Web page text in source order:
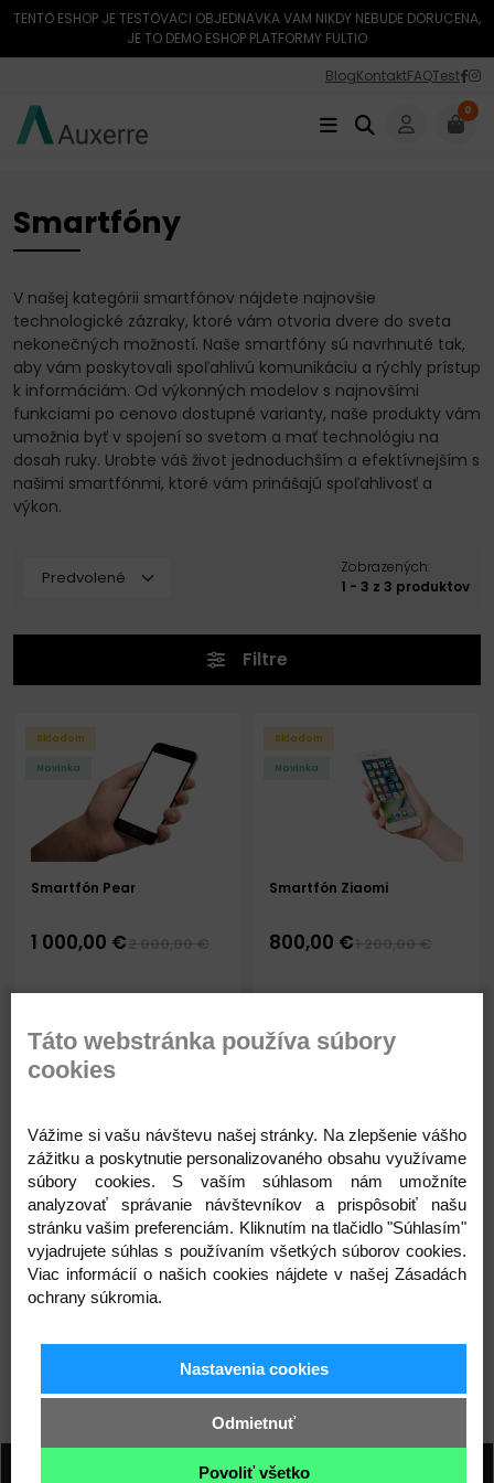
TENTO ESHOP JE TESTOVACI OBJEDNAVKA VAM NIKDY NEBUDE DORUCENA,
JE TO DEMO ESHOP PLATFORMY FULTIO
BlogKontaktFAQTest
0
Úvod Elektronika
Smartfóny
V našej kategórii smartfónov nájdete najnovšie
technologické zázraky, ktoré vám otvoria dvere do sveta
nekonečných možností. Naše smartfóny sú navrhnuté tak,
aby vám poskytovali spoľahlivú komunikáciu a rýchly prístup
k informáciám. Od výkonných modelov s najnovšími
funkciami po cenovo dostupné varianty, naše produkty vám
umožnia byť v spojení so svetom a mať technológiu na
dosah ruky. Urobte váš život jednoduchším a efektívnejším s
našimi smartfónmi, ktoré vám prinášajú spoľahlivosť a
výkon.
Zobrazených:
1 - 3 z 3 produktov
Filtre
Skladom
Novinka
Smartfón Pear
1 000,00 € 2 000,00 €
Skladom
Novinka
Smartfón Ziaomi
800,00 € 1 200,00 €
Skladom
Smartfón 256GB
850,00 €1 000,00 €
Detail produktu
Táto webstránka používa súbory
cookies
Vážime si vašu návštevu našej stránky. Na zlepšenie vášho
zážitku a poskytnutie personalizovaného obsahu využívame
súbory cookies. S vaším súhlasom nám umožníte
analyzovať správanie návštevníkov a prispôsobiť našu
stránku vašim preferenciám. Kliknutím na tlačidlo "Súhlasím"
vyjadrujete súhlas s používaním všetkých súborov cookies.
Viac informácií o našich cookies nájdete v našej Zásadách
ochrany súkromia.
Nastavenia cookies
Odmietnuť
Povoliť všetko